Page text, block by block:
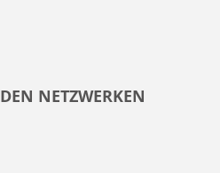
NETZWERKEN